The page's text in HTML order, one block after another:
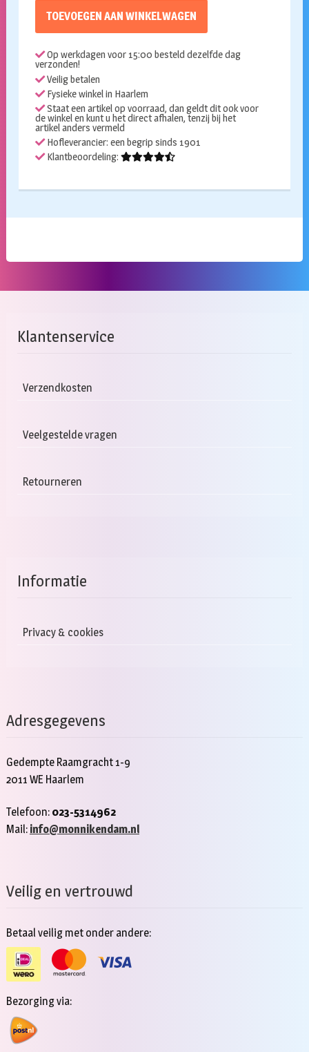
TOEVOEGEN AAN WINKELWAGEN
Op werkdagen voor 15:00 besteld dezelfde dag
verzonden!
Veilig betalen
Fysieke winkel in Haarlem
Staat een artikel op voorraad, dan geldt dit ook voor
de winkel en kunt u het direct afhalen, tenzij bij het
artikel anders vermeld
Hofleverancier: een begrip sinds 1901
Klantbeoordeling:
Klantenservice
Verzendkosten
Veelgestelde vragen
Retourneren
Informatie
Privacy & cookies
Adresgegevens
Gedempte Raamgracht 1-9
2011 WE Haarlem
Telefoon: 023-5314962
Mail: info@monnikendam.nl
Veilig en vertrouwd
Betaal veilig met onder andere:
Bezorging via: